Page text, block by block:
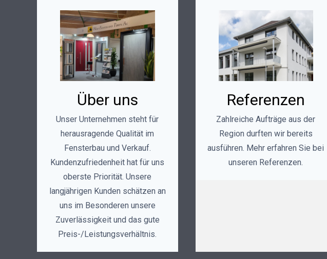
Über uns
Unser Unternehmen steht für
herausragende Qualität im
Fensterbau und Verkauf.
Kundenzufriedenheit hat für uns
oberste Priorität. Unsere
langjährigen Kunden schätzen an
uns im Besonderen unsere
Zuverlässigkeit und das gute
Preis-/Leistungsverhältnis.
Referenzen
Zahlreiche Aufträge aus der
Region durften wir bereits
ausführen. Mehr erfahren Sie bei
unseren Referenzen.